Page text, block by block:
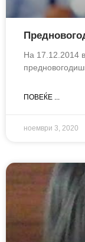
На 17.12.2014
ПОВЕЌЕ ...
ноември 3, 2020